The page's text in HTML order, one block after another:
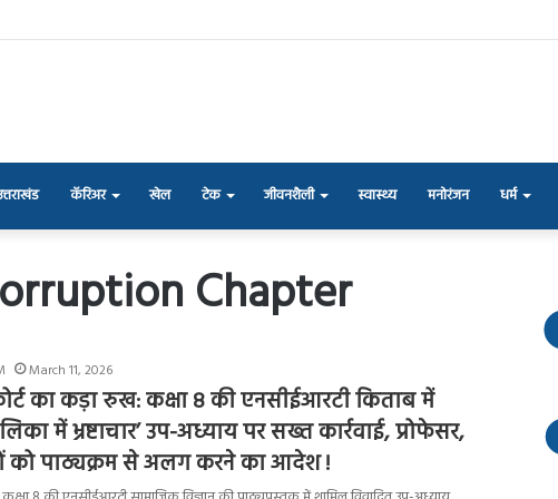
कॅरिअर खेल टेक जीवनशैली स्वास्थ्य मनोरंजन धर्म
Chapter
March 11, 2026
का कड़ा रुख: कक्षा 8 की एनसीईआरटी किताब में
में भ्रष्टाचार’ उप-अध्याय पर सख्त कार्रवाई, प्रोफेसर,
को पाठ्यक्रम से अलग करने का आदेश !